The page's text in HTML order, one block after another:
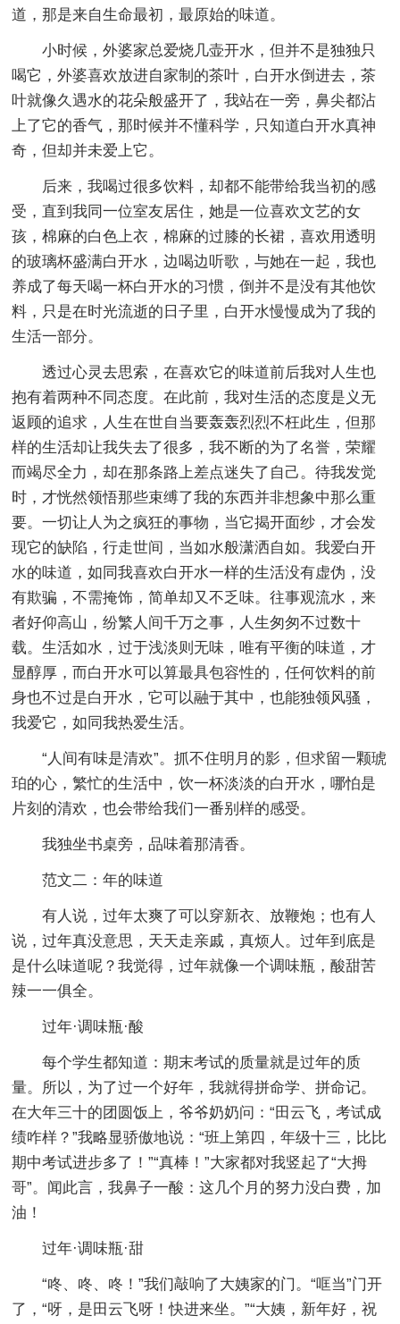
道，那是来自生命最初，最原始的味道。
小时候，外婆家总爱烧几壶开水，但并不是独独只
喝它，外婆喜欢放进自家制的茶叶，白开水倒进去，茶
叶就像久遇水的花朵般盛开了，我站在一旁，鼻尖都沾
上了它的香气，那时候并不懂科学，只知道白开水真神
奇，但却并未爱上它。
后来，我喝过很多饮料，却都不能带给我当初的感
受，直到我同一位室友居住，她是一位喜欢文艺的女
孩，棉麻的白色上衣，棉麻的过膝的长裙，喜欢用透明
的玻璃杯盛满白开水，边喝边听歌，与她在一起，我也
养成了每天喝一杯白开水的习惯，倒并不是没有其他饮
料，只是在时光流逝的日子里，白开水慢慢成为了我的
生活一部分。
透过心灵去思索，在喜欢它的味道前后我对人生也
抱有着两种不同态度。在此前，我对生活的态度是义无
返顾的追求，人生在世自当要轰轰烈烈不枉此生，但那
样的生活却让我失去了很多，我不断的为了名誉，荣耀
而竭尽全力，却在那条路上差点迷失了自己。待我发觉
时，才恍然领悟那些束缚了我的东西并非想象中那么重
要。一切让人为之疯狂的事物，当它揭开面纱，才会发
现它的缺陷，行走世间，当如水般潇洒自如。我爱白开
水的味道，如同我喜欢白开水一样的生活没有虚伪，没
有欺骗，不需掩饰，简单却又不乏味。往事观流水，来
者好仰高山，纷繁人间千万之事，人生匆匆不过数十
载。生活如水，过于浅淡则无味，唯有平衡的味道，才
显醇厚，而白开水可以算最具包容性的，任何饮料的前
身也不过是白开水，它可以融于其中，也能独领风骚，
我爱它，如同我热爱生活。
“人间有味是清欢”。抓不住明月的影，但求留一颗琥
珀的心，繁忙的生活中，饮一杯淡淡的白开水，哪怕是
片刻的清欢，也会带给我们一番别样的感受。
我独坐书桌旁，品味着那清香。
范文二：年的味道
有人说，过年太爽了可以穿新衣、放鞭炮；也有人
说，过年真没意思，天天走亲戚，真烦人。过年到底是
是什么味道呢？我觉得，过年就像一个调味瓶，酸甜苦
辣一一俱全。
过年·调味瓶·酸
每个学生都知道：期末考试的质量就是过年的质
量。所以，为了过一个好年，我就得拼命学、拼命记。
在大年三十的团圆饭上，爷爷奶奶问：“田云飞，考试成
绩咋样？”我略显骄傲地说：“班上第四，年级十三，比比
期中考试进步多了！”“真棒！”大家都对我竖起了“大拇
哥”。闻此言，我鼻子一酸：这几个月的努力没白费，加
油！
过年·调味瓶·甜
“咚、咚、咚！”我们敲响了大姨家的门。“哐当”门开
了，“呀，是田云飞呀！快进来坐。”“大姨，新年好，祝